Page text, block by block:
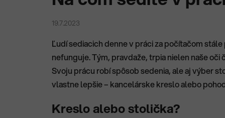
19.7.2023
Ľudí sediacich denne v práci za počítačom
nefunguje. Tým, pravdaže, trpia nielen naše
Svoju prácu robí spôsob sedenia, ale aj výber
vlastne lepšie – kancelárske kreslo alebo
Kreslo alebo stolička?